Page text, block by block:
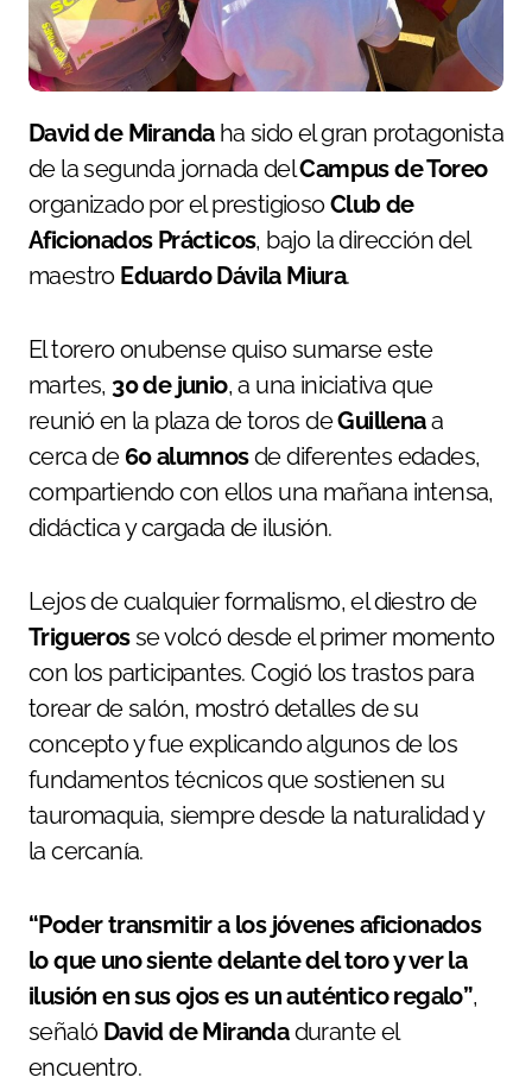
David de Mirandaha sido el gran protagonista
de la segunda jornada delCampus de Toreo
organizado por el prestigiosoClub de
Aficionados Prácticos, bajo la dirección del
maestro Eduardo Dávila Miura.
El torero onubense quiso sumarse este
martes, 30 de junio, a una iniciativa que
reunió en la plaza de toros deGuillenaa
cerca de 60 alumnosde diferentes edades,
compartiendo con ellos una mañana intensa,
didáctica y cargada de ilusión.
Lejos de cualquier formalismo, el diestro de
Triguerosse volcó desde el primer momento
con los participantes. Cogió los trastos para
torear de salón, mostró detalles de su
concepto y fue explicando algunos de los
fundamentos técnicos que sostienen su
tauromaquia, siempre desde la naturalidad y
la cercanía.
“Poder transmitir a los jóvenes aficionados
lo que uno siente delante del toro y ver la
ilusión en sus ojos es un auténtico regalo”,
señaló David de Mirandadurante el
encuentro.